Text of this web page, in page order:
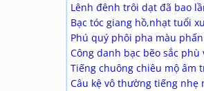
Lênh đênh trôi dạt đã bao
Bạc tóc giang hồ,nhạt tuổi
Phú quý phôi pha màu
Công danh bạc bẽo sắc phù
Tiếng chuông chiêu mộ âm
Câu kệ vô thường tiếng nhẹ